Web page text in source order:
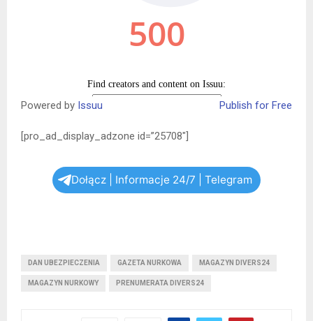
Powered by Issuu Publish for Free
[pro_ad_display_adzone id=”25708″]
Dołącz | Informacje 24/7 | Telegram
DAN UBEZPIECZENIA GAZETA NURKOWA MAGAZYN DIVERS24
MAGAZYN NURKOWY PRENUMERATA DIVERS24